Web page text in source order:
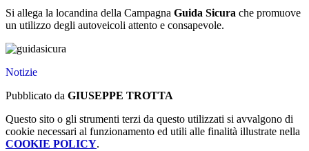
Si allega la locandina della Campagna Guida Sicura che promuove
un utilizzo degli autoveicoli attento e consapevole.
Notizie
Pubblicato da GIUSEPPE TROTTA
Questo sito o gli strumenti terzi da questo utilizzati si avvalgono di
cookie necessari al funzionamento ed utili alle finalità illustrate nella
COOKIE POLICY.